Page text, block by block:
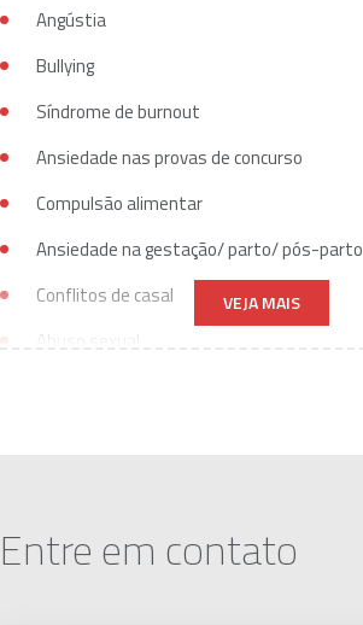
Angústia
Bullying
Síndrome de burnout
Ansiedade nas provas de concurso
Compulsão alimentar
Ansiedade na gestação/ parto/ pós-parto
Conflitos de casal
Abuso sexual
VEJA MAIS
Entre em contato